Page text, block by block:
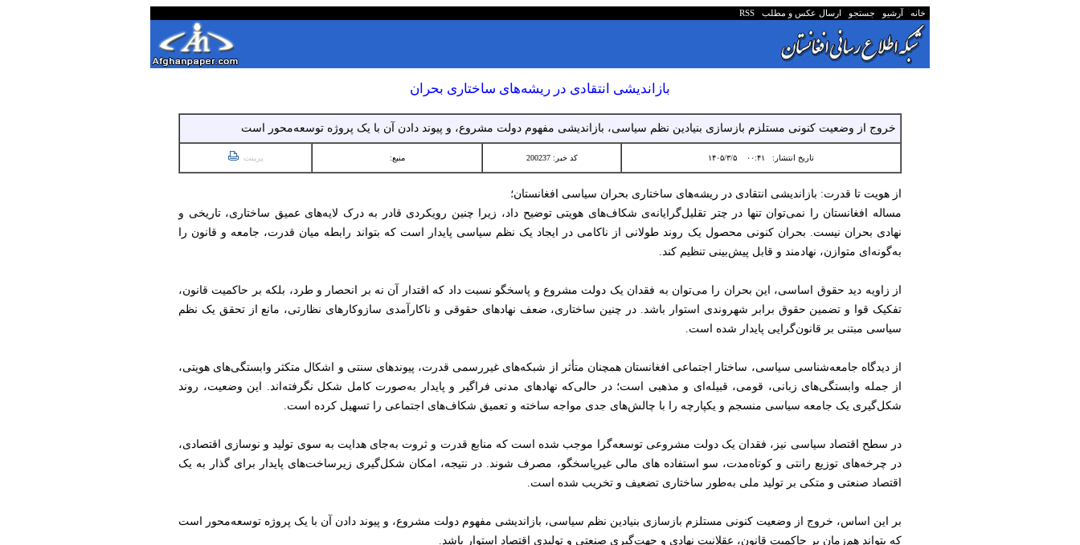
خانه آرشیو جستجو ارسال عکس و مطلب RSS
بازاندیشی انتقادی در ریشه‌های ساختاری بحران
خروج از وضعیت کنونی مستلزم بازسازی بنیادین نظم سیاسی، بازاندیشی مفهوم دولت مشروع، و پیوند دادن آن با یک پروژه توسعه‌محور است
تاریخ انتشار: ۰۰:۴۱ ۱۴۰۵/۳/۵ کد خبر: 200237 منبع: پرینت
از هویت تا قدرت: بازاندیشی انتقادی در ریشه‌های ساختاری بحران سیاسی افغانستان؛
مساله افغانستان را نمی‌توان تنها در چتر تقلیل‌گرایانه‌ی شکاف‌های هویتی توضیح داد، زیرا چنین رویکردی قادر به درک لایه‌های عمیق ساختاری، تاریخی و
نهادی بحران نیست. بحران کنونی محصول یک روند طولانی از ناکامی در ایجاد یک نظم سیاسی پایدار است که بتواند رابطه میان قدرت، جامعه و قانون را
به‌گونه‌ای متوازن، نهادمند و قابل پیش‌بینی تنظیم کند.
از زاویه دید حقوق اساسی، این بحران را می‌توان به فقدان یک دولت مشروع و پاسخگو نسبت داد که اقتدار آن نه بر انحصار و طرد، بلکه بر حاکمیت قانون،
تفکیک قوا و تضمین حقوق برابر شهروندی استوار باشد. در چنین ساختاری، ضعف نهادهای حقوقی و ناکارآمدی سازوکارهای نظارتی، مانع از تحقق یک نظم
سیاسی مبتنی بر قانون‌گرایی پایدار شده است.
از دیدگاه جامعه‌شناسی سیاسی، ساختار اجتماعی افغانستان همچنان متأثر از شبکه‌های غیررسمی قدرت، پیوندهای سنتی و اشکال متکثر وابستگی‌های هویتی،
از جمله وابستگی‌های زبانی، قومی، قبیله‌ای و مذهبی است؛ در حالی‌که نهادهای مدنی فراگیر و پایدار به‌صورت کامل شکل نگرفته‌اند. این وضعیت، روند
شکل‌گیری یک جامعه سیاسی منسجم و یکپارچه را با چالش‌های جدی مواجه ساخته و تعمیق شکاف‌های اجتماعی را تسهیل کرده است.
در سطح اقتصاد سیاسی نیز، فقدان یک دولت مشروعی توسعه‌گرا موجب شده است که منابع قدرت و ثروت به‌جای هدایت به سوی تولید و نوسازی اقتصادی،
در چرخه‌های توزیع رانتی و کوتاه‌مدت، سو استفاده های مالی غیرپاسخگو، مصرف شوند. در نتیجه، امکان شکل‌گیری زیرساخت‌های پایدار برای گذار به یک
اقتصاد صنعتی و متکی بر تولید ملی به‌طور ساختاری تضعیف و تخریب شده است.
بر این اساس، خروج از وضعیت کنونی مستلزم بازسازی بنیادین نظم سیاسی، بازاندیشی مفهوم دولت مشروع، و پیوند دادن آن با یک پروژه توسعه‌محور است
که بتواند هم‌زمان بر حاکمیت قانون، عقلانیت نهادی و جهت‌گیری صنعتی و تولیدی اقتصاد استوار باشد.